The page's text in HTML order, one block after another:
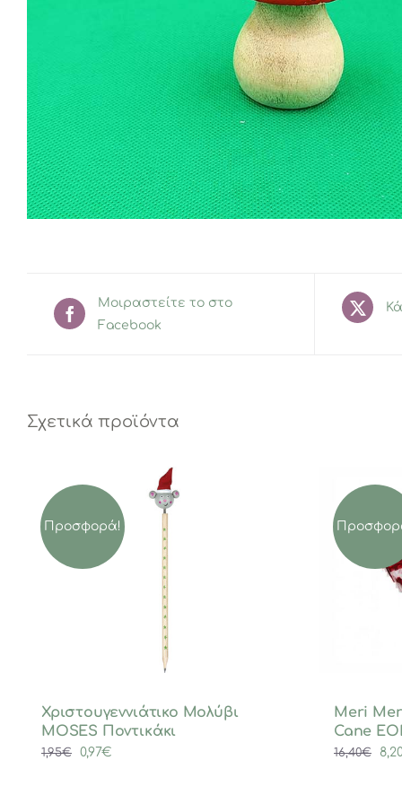
Μοιραστείτε το στο
Facebook
Σχετικά προϊόντα
Προσφορά!
Χριστουγεννιάτικο Μολύβι
MOSES Ποντικάκι
1,95€
Original
0,97€
Meri
Cane
16,40€